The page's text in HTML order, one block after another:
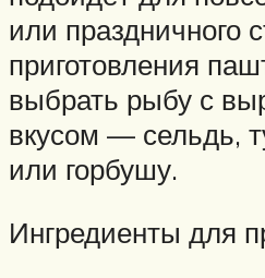
или праздничного
приготовления
выбрать рыбу с
вкусом — сельдь,
или горбушу.
Ингредиенты для